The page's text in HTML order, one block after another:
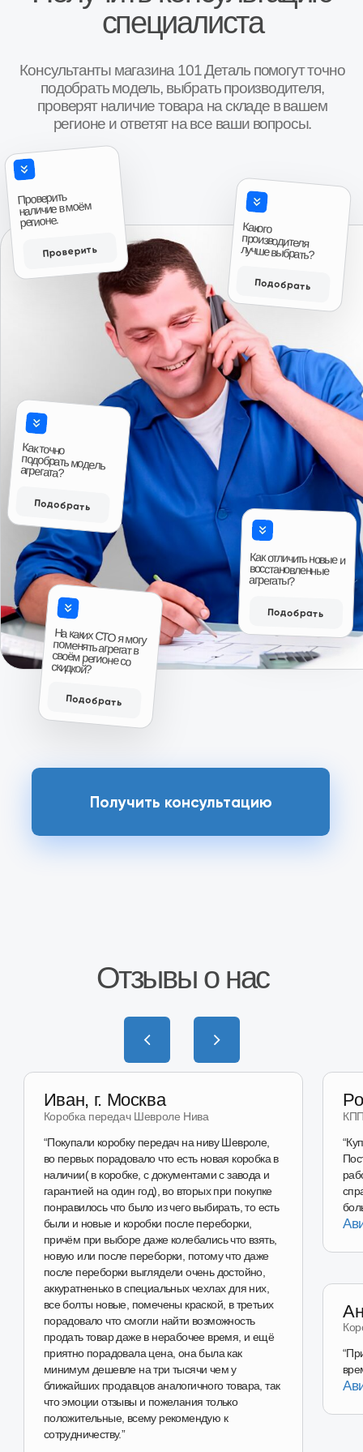
“Привезли на
времени.
Антон, г.
“Купили коробку
Поставили
работает!!!
спрашивают как
большое!!!”
“Покупали коробку передач на ниву Шевроле,
во первых порадовало что есть новая коробка в
наличии( в коробке, с документами с завода и
гарантией на один год), во вторых при покупке
понравилось что было из чего выбирать, то есть
были и новые и коробки после переборки,
причём при выборе даже колебались что взять,
новую или после переборки, потому что даже
аккуратненько в специальных чехлах для них,
все болты новые, помечены краской, в третьих
порадовало что смогли найти возможность
продать товар даже в нерабочее время, и ещё
приятно порадовала цена, она была как
минимум дешевле на три тысячи чем у
ближайших продавцов аналогичного товара, так
что эмоции отзывы и пожелания только
положительные, всему рекомендую к
сотрудничеству.”
Иван, г. Москва
Читать больше отзывов
Ответы на вопросы
Наш магазин
на Wildberries
Перейти в магазин
Наш магазин
на Авито